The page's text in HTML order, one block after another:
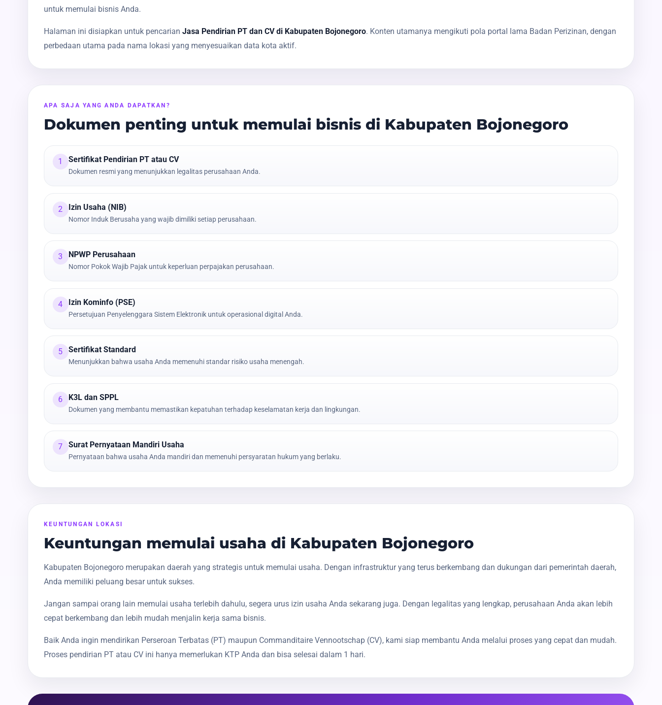
untuk memulai bisnis Anda.
Halaman ini disiapkan untuk pencarian Jasa Pendirian PT dan CV di Kabupaten Bojonegoro. Konten utamanya mengikuti pola portal lama Badan Perizinan, dengan
perbedaan utama pada nama lokasi yang menyesuaikan data kota aktif.
APA SAJA YANG ANDA DAPATKAN?
Dokumen penting untuk memulai bisnis di Kabupaten Bojonegoro
1 Sertifikat Pendirian PT atau CV
Dokumen resmi yang menunjukkan legalitas perusahaan Anda.
2 Izin Usaha (NIB)
Nomor Induk Berusaha yang wajib dimiliki setiap perusahaan.
3 NPWP Perusahaan
Nomor Pokok Wajib Pajak untuk keperluan perpajakan perusahaan.
4 Izin Kominfo (PSE)
Persetujuan Penyelenggara Sistem Elektronik untuk operasional digital Anda.
5 Sertifikat Standard
Menunjukkan bahwa usaha Anda memenuhi standar risiko usaha menengah.
6 K3L dan SPPL
Dokumen yang membantu memastikan kepatuhan terhadap keselamatan kerja dan lingkungan.
7 Surat Pernyataan Mandiri Usaha
Pernyataan bahwa usaha Anda mandiri dan memenuhi persyaratan hukum yang berlaku.
KEUNTUNGAN LOKASI
Keuntungan memulai usaha di Kabupaten Bojonegoro
Kabupaten Bojonegoro merupakan daerah yang strategis untuk memulai usaha. Dengan infrastruktur yang terus berkembang dan dukungan dari pemerintah daerah,
Anda memiliki peluang besar untuk sukses.
Jangan sampai orang lain memulai usaha terlebih dahulu, segera urus izin usaha Anda sekarang juga. Dengan legalitas yang lengkap, perusahaan Anda akan lebih
cepat berkembang dan lebih mudah menjalin kerja sama bisnis.
Baik Anda ingin mendirikan Perseroan Terbatas (PT) maupun Commanditaire Vennootschap (CV), kami siap membantu Anda melalui proses yang cepat dan mudah.
Proses pendirian PT atau CV ini hanya memerlukan KTP Anda dan bisa selesai dalam 1 hari.